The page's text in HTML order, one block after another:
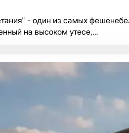
- один из самых
на высоком утесе,…